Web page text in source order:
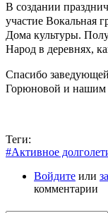
В создании
участие Вокальная
Дома культуры.
Народ в деревнях,
Спасибо
Горюновой и нашим
Теги:
#Активное
Войдите или
комментарии